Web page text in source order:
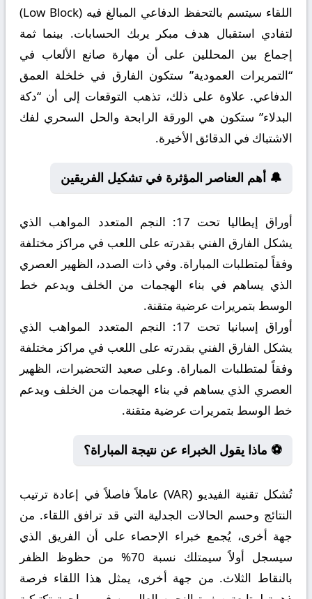
اللقاء سيتسم بالتحفظ الدفاعي المبالغ فيه (Low Block)
لتفادي استقبال هدف مبكر يربك الحسابات. بينما ثمة
إجماع بين المحللين على أن مهارة صانع الألعاب في
“التمريرات العمودية” ستكون الفارق في خلخلة العمق
الدفاعي. علاوة على ذلك، تذهب التوقعات إلى أن “دكة
البدلاء” ستكون هي الورقة الرابحة والحل السحري لفك
الاشتباك في الدقائق الأخيرة.
🔔 أهم العناصر المؤثرة في تشكيل الفريقين
أوراق إيطاليا تحت 17:
النجم المتعدد المواهب الذي
يشكل الفارق الفني بقدرته على اللعب في مراكز مختلفة
وفقاً لمتطلبات المباراة. وفي ذات الصدد، الظهير العصري
الذي يساهم في بناء الهجمات من الخلف ويدعم خط
الوسط بتمريرات عرضية متقنة.
أوراق إسبانيا تحت 17:
النجم المتعدد المواهب الذي
يشكل الفارق الفني بقدرته على اللعب في مراكز مختلفة
وفقاً لمتطلبات المباراة. وعلى صعيد التحضيرات، الظهير
العصري الذي يساهم في بناء الهجمات من الخلف ويدعم
خط الوسط بتمريرات عرضية متقنة.
⚽ ماذا يقول الخبراء عن نتيجة المباراة؟
تُشكل تقنية الفيديو (VAR) عاملاً فاصلاً في إعادة ترتيب
النتائج وحسم الحالات الجدلية التي قد ترافق اللقاء. من
جهة أخرى، يُجمع خبراء الإحصاء على أن الفريق الذي
سيسجل أولاً سيمتلك نسبة 70% من حظوظ الظفر
بالنقاط الثلاث. من جهة أخرى، يمثل هذا اللقاء فرصة